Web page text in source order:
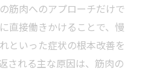
筋肉へのアプローチだけで
直接働きかけることで、慢
といった症状の根本改善を
される主な原因は、筋肉の